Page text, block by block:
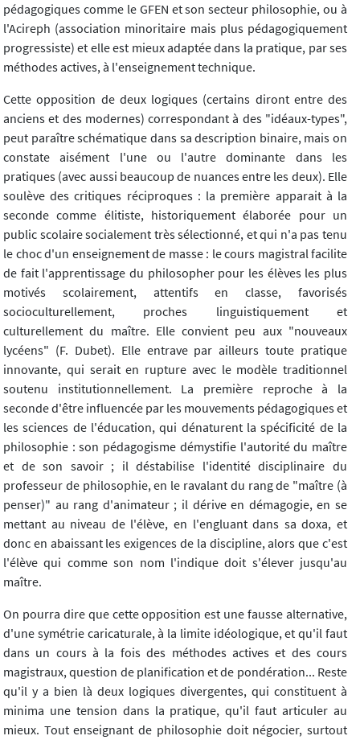
pédagogiques comme le GFEN et son secteur philosophie, ou à
l'Acireph (association minoritaire mais plus pédagogiquement
progressiste) et elle est mieux adaptée dans la pratique, par ses
méthodes actives, à l'enseignement technique.
Cette opposition de deux logiques (certains diront entre des
anciens et des modernes) correspondant à des "idéaux-types",
peut paraître schématique dans sa description binaire, mais on
constate aisément l'une ou l'autre dominante dans les
pratiques (avec aussi beaucoup de nuances entre les deux). Elle
soulève des critiques réciproques : la première apparait à la
seconde comme élitiste, historiquement élaborée pour un
public scolaire socialement très sélectionné, et qui n'a pas tenu
le choc d'un enseignement de masse : le cours magistral facilite
de fait l'apprentissage du philosopher pour les élèves les plus
motivés scolairement, attentifs en classe, favorisés
socioculturellement, proches linguistiquement et
culturellement du maître. Elle convient peu aux "nouveaux
lycéens" (F. Dubet). Elle entrave par ailleurs toute pratique
innovante, qui serait en rupture avec le modèle traditionnel
soutenu institutionnellement. La première reproche à la
seconde d'être influencée par les mouvements pédagogiques et
les sciences de l'éducation, qui dénaturent la spécificité de la
philosophie : son pédagogisme démystifie l'autorité du maître
et de son savoir ; il déstabilise l'identité disciplinaire du
professeur de philosophie, en le ravalant du rang de "maître (à
penser)" au rang d'animateur ; il dérive en démagogie, en se
mettant au niveau de l'élève, en l'engluant dans sa doxa, et
donc en abaissant les exigences de la discipline, alors que c'est
l'élève qui comme son nom l'indique doit s'élever jusqu'au
maître.
On pourra dire que cette opposition est une fausse alternative,
d'une symétrie caricaturale, à la limite idéologique, et qu'il faut
dans un cours à la fois des méthodes actives et des cours
magistraux, question de planification et de pondération... Reste
qu'il y a bien là deux logiques divergentes, qui constituent à
minima une tension dans la pratique, qu'il faut articuler au
mieux. Tout enseignant de philosophie doit négocier, surtout